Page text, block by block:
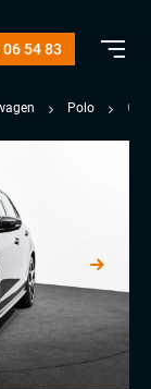
54 83
Polo GTI